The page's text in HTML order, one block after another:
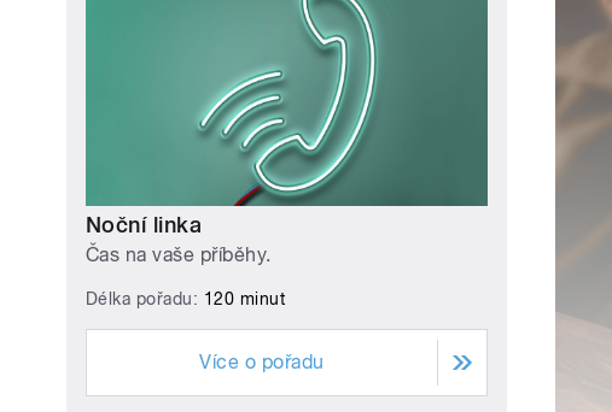
Noční linka
Čas na vaše příběhy.
Délka pořadu: 120 minut
Více o pořadu